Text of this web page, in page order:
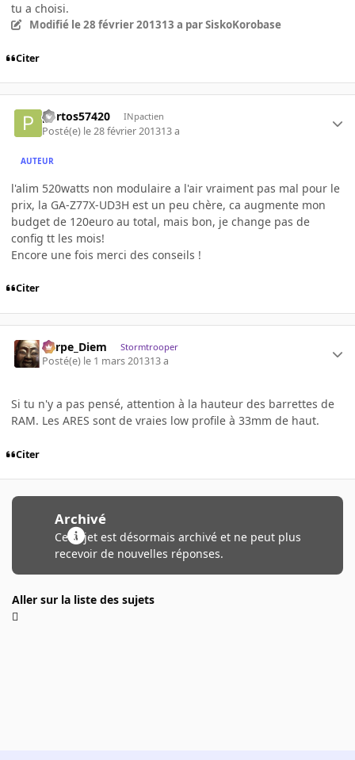
tu a choisi.
Modifié le 28 février 201313 a par SiskoKorobase
Citer
portos57420 INpactien
Posté(e) le 28 février 201313 a
AUTEUR
l'alim 520watts non modulaire a l'air vraiment pas mal pour le
prix, la GA-Z77X-UD3H est un peu chère, ca augmente mon
budget de 120euro au total, mais bon, je change pas de
config tt les mois!
Encore une fois merci des conseils !
Citer
Carpe_Diem Stormtrooper
Posté(e) le 1 mars 201313 a
Si tu n'y a pas pensé, attention à la hauteur des barrettes de
RAM. Les ARES sont de vraies low profile à 33mm de haut.
Citer
Archivé
Ce sujet est désormais archivé et ne peut plus
recevoir de nouvelles réponses.
Aller sur la liste des sujets